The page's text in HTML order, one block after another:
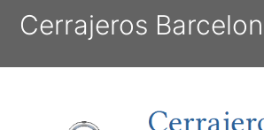
Cerrajeros